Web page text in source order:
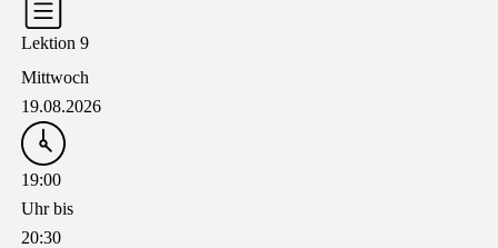
Lektion 9
Mittwoch
19.08.2026
19:00
Uhr bis
20:30